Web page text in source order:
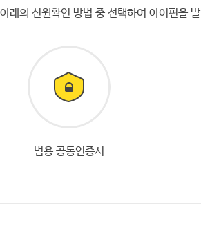
아래의 신원확인 방법 중 선택하여 아이핀을
범용 공동인증서